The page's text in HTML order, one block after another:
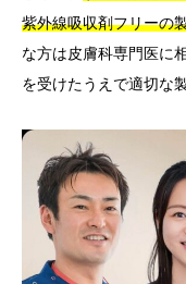
紫外線吸収剤フリーの
な方は皮膚科専門医に
を受けたうえで適切な